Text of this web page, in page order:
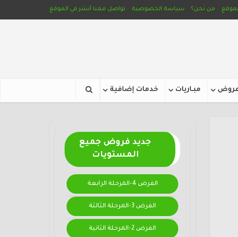
من نحن؟ سياسة الخصوصية تواصل معنا أنشر في الموقع
عروض مبـاريات خدمات إضافية
جديد فروض جميع
المستويات
الفرض 4-المرحلة الرابعة
الفرض 3-المرحلة الثالثة
الفرض 2-المرحلة الثانية